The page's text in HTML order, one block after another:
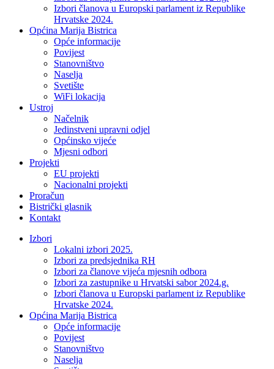
Izbori članova u Europski parlament iz Republike
Hrvatske 2024.
Općina Marija Bistrica
Opće informacije
Povijest
Stanovništvo
Naselja
Svetište
WiFi lokacija
Ustroj
Načelnik
Jedinstveni upravni odjel
Općinsko vijeće
Mjesni odbori
Projekti
EU projekti
Nacionalni projekti
Proračun
Bistrički glasnik
Kontakt
Izbori
Lokalni izbori 2025.
Izbori za predsjednika RH
Izbori za članove vijeća mjesnih odbora
Izbori za zastupnike u Hrvatski sabor 2024.g.
Izbori članova u Europski parlament iz Republike
Hrvatske 2024.
Općina Marija Bistrica
Opće informacije
Povijest
Stanovništvo
Naselja